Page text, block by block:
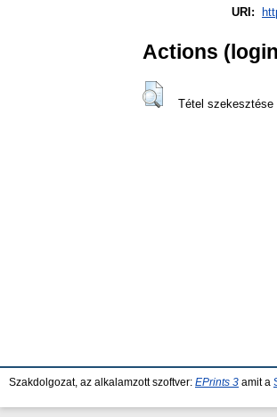
URI:
Actions
Tétel szekesztése
Szakdolgozat, az alkalamzott szoftver: EPrints 3 amit a